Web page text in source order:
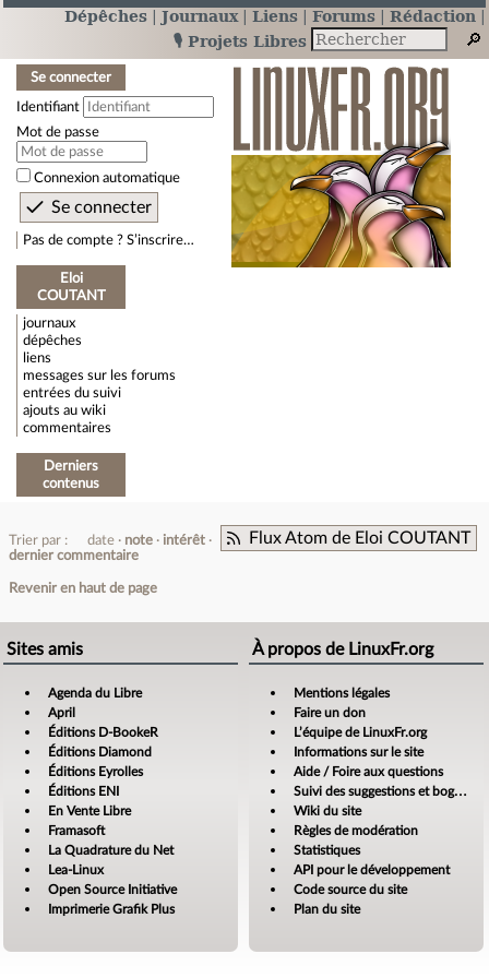
Dépêches Journaux Liens Forums
Rédaction
🎙️ Projets Libres
Se connecter
Identifiant
Mot de passe
Connexion automatique
Pas de compte ? S’inscrire…
Eloi
COUTANT
journaux
dépêches
liens
messages sur les forums
entrées du suivi
ajouts au wiki
commentaires
Derniers
contenus
Flux Atom de Eloi COUTANT
Trier par : date note
intérêt
dernier commentaire
Revenir en haut de page
Sites amis
Agenda du Libre
April
Éditions D-BookeR
Éditions Diamond
Éditions Eyrolles
Éditions ENI
En Vente Libre
Framasoft
La Quadrature du Net
Lea-Linux
Open Source Initiative
Imprimerie Grafik Plus
À propos de LinuxFr.org
Mentions légales
Faire un don
L’équipe de LinuxFr.org
Informations sur le site
Aide / Foire aux questions
Suivi des suggestions et bogues
Wiki du site
Règles de modération
Statistiques
API pour le développement
Code source du site
Plan du site